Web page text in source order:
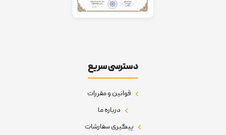
دسترسی سریع
قوانین و مقررات
درباره ما
پیگیری سفارشات